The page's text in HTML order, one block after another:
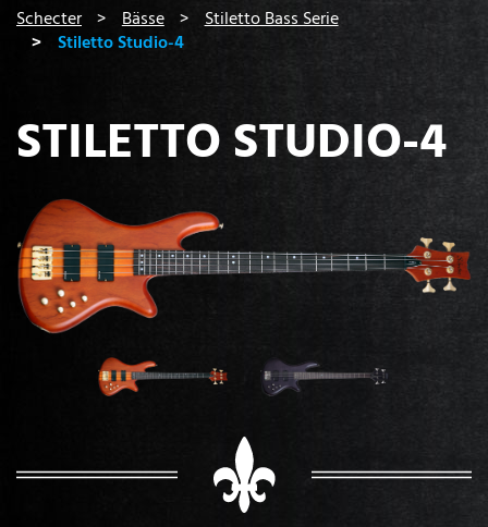
Schecter Bässe
Stiletto Bass Serie
Stiletto Studio-4
STILETTO STUDIO-4